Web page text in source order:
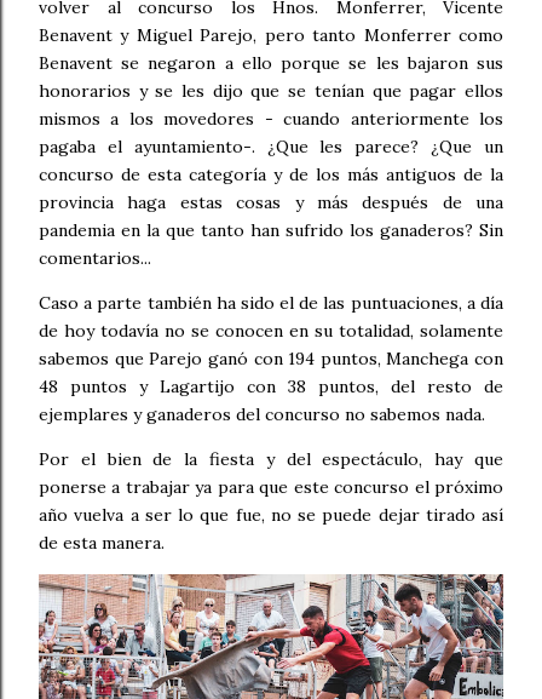
volver al concurso los Hnos. Monferrer, Vicente
Benavent y Miguel Parejo, pero tanto Monferrer como
Benavent se negaron a ello porque se les bajaron sus
honorarios y se les dijo que se tenían que pagar ellos
mismos a los movedores - cuando anteriormente los
pagaba el ayuntamiento-. ¿Que les parece? ¿Que un
concurso de esta categoría y de los más antiguos de la
provincia haga estas cosas y más después de una
pandemia en la que tanto han sufrido los ganaderos? Sin
comentarios...
Caso a parte también ha sido el de las puntuaciones, a día
de hoy todavía no se conocen en su totalidad, solamente
sabemos que Parejo ganó con 194 puntos, Manchega con
48 puntos y Lagartijo con 38 puntos, del resto de
ejemplares y ganaderos del concurso no sabemos nada.
Por el bien de la fiesta y del espectáculo, hay que
ponerse a trabajar ya para que este concurso el próximo
año vuelva a ser lo que fue, no se puede dejar tirado así
de esta manera.